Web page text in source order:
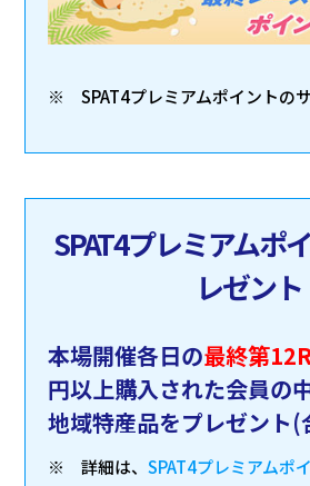
※ SPAT4プレミアムポイントの
SPAT4プレミアムポ
レゼント
本場開催各日の最終第
円以上購入された会員の
地域特産品をプレゼント(
※ 詳細は、SPAT4プレミアムポ